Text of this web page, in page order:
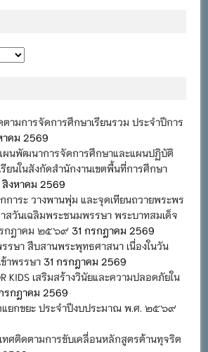
ามการจัดการศึกษาเรียนรวม ประจำปีการ
าคม 2569
ผนพัฒนาการจัดการศึกษาและแผนปฏิบัติ
รียนในสังกัดสำนักงานเขตพื้นที่การศึกษา
สิงหาคม 2569
การะ วางพานพุ่ม และจุดเทียนถวายพระพร
สวันเฉลิมพระชนมพรรษา พระบาทสมเด็จ
กฎาคม ๒๕๖๙ 31 กรกฎาคม 2569
รษา สืบสานพระพุทธศาสนา เนื่องในวัน
าพรรษา 31 กรกฎาคม 2569
KIDS เสริมสร้างวินัยและความปลอดภัยใน
รกฎาคม 2569
แยกขยะ ประจำปีงบประมาณ พ.ศ. ๒๕๖๙
ศติดตามการขับเคลื่อนหลักสูตรต้านทุจริต